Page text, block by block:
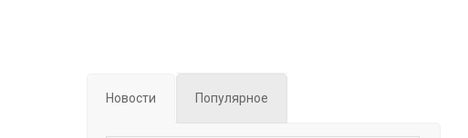
Новости Популярное